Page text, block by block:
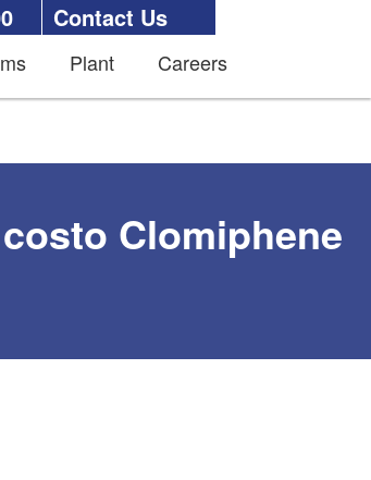
Contact Us
Plant Careers
Clomiphene